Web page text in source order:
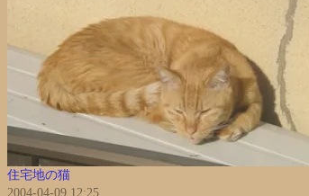
住宅地の猫
2004-04-09 12:25